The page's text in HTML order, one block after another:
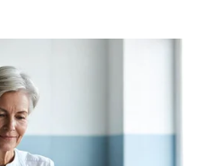
ಕಾಗ್ನಿಜೆಂಟ್‌ನಿಂದ
ಅಭ್ಯರ್ಥಿಗಳು,
ಹಾಗೂ ಆಯ್ದ ಆಫ್-